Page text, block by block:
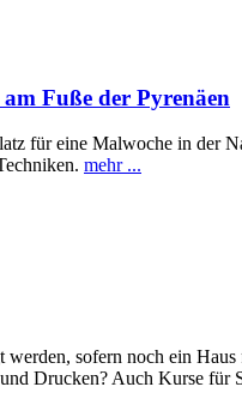
Fuße der Pyrenäen
für eine Malwoche in der
mehr ...
sofern noch ein
Drucken? Auch Kurse